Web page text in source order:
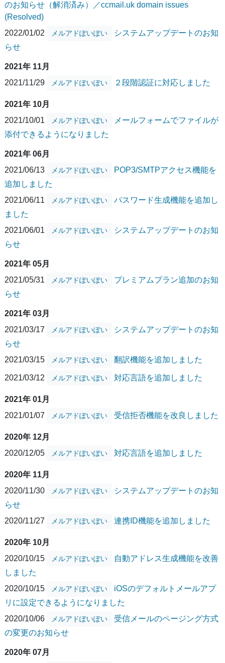
のお知らせ（解消済み）／ccmail.uk domain issues
(Resolved)
2022/01/02
メルアドぽいぽい
システムアップデートのお知
らせ
2021年 11月
2021/11/29
メルアドぽいぽい ２段階認証に対応しました
2021年 10月
2021/10/01
メルアドぽいぽい
メールフォームでファイルが
添付できるようになりました
2021年 06月
2021/06/13
メルアドぽいぽい
POP3/SMTPアクセス機能を
追加しました
2021/06/11
メルアドぽいぽい
パスワード生成機能を追加し
ました
2021/06/01
メルアドぽいぽい
システムアップデートのお知
らせ
2021年 05月
2021/05/31
メルアドぽいぽい
プレミアムプラン追加のお知
らせ
2021年 03月
2021/03/17
メルアドぽいぽい
システムアップデートのお知
らせ
2021/03/15
メルアドぽいぽい 翻訳機能を追加しました
2021/03/12 メルアドぽいぽい 対応言語を追加しました
2021年 01月
2021/01/07
メルアドぽいぽい 受信拒否機能を改良しました
2020年 12月
2020/12/05
メルアドぽいぽい 対応言語を追加しました
2020年 11月
2020/11/30
メルアドぽいぽい
システムアップデートのお知
らせ
2020/11/27
メルアドぽいぽい 連携ID機能を追加しました
2020年 10月
2020/10/15
メルアドぽいぽい
自動アドレス生成機能を改善
しました
2020/10/15
メルアドぽいぽい
iOSのデフォルトメールアプ
リに設定できるようになりました
2020/10/06
メルアドぽいぽい
受信メールのページング方式
の変更のお知らせ
2020年 07月